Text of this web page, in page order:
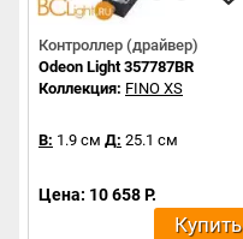
Контроллер (драйвер)
Odeon Light 357787BR
Коллекция: FINO XS
В: 1.9 см Д: 25.1 см
Цена: 10 658 Р.
Купить